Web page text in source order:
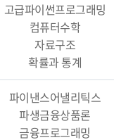
고급파이썬프로그래밍
컴퓨터수학
자료구조
확률과 통계
파이낸스어낼리틱스
파생금융상품론
금융프로그래밍